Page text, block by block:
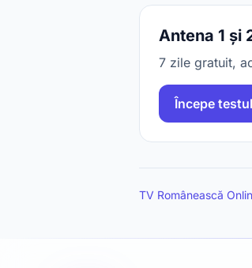
Antena 1 și
7 zile gratuit,
Începe
TV Românească